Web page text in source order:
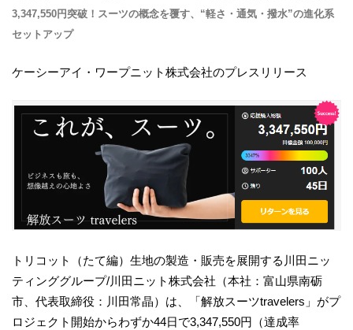
3,347,550円突破！スーツの概念を覆す、“軽さ・通気・撥水”の進化系
セットアップ
ケーシーアイ・ワープニット株式会社のプレスリリース
トリコット（たて編）生地の製造・販売を展開する川田ニッ
ティンググループ/川田ニット株式会社（本社：富山県南砺
市、代表取締役：川田常晶）は、「解放スーツtravelers」がプ
ロジェクト開始からわずか44日で3,347,550円（達成率